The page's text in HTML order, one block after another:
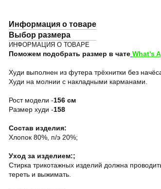
Информация о товаре
Выбор размера
ИНФОРМАЦИЯ О ТОВАРЕ
Поможем подобрать размер в чате What's
Худи выполнен из футера трёхнитки без
Худи на молнии с накладными карманами.
Рост модели -156 см
Размер худи -158
Состав изделия:
Хлопок 80%, п/э 20%;
Уход за изделием:;
Стирка трикотажных изделий должна
тереть и выжимать.